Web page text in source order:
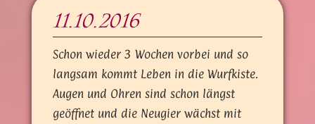
11.10.2016
Schon wieder 3 Wochen vorbei und so
langsam kommt Leben in die Wurfkiste.
Augen und Ohren sind schon längst
geöffnet und die Neugier wächst mit